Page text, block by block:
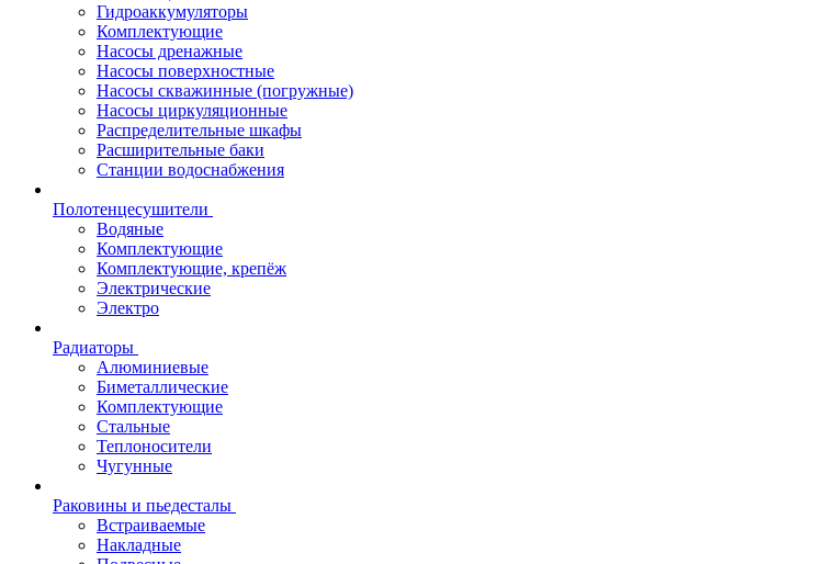
Гидроаккумуляторы
Комплектующие
Насосы дренажные
Насосы поверхностные
Насосы скважинные (погружные)
Насосы циркуляционные
Распределительные шкафы
Расширительные баки
Станции водоснабжения
Полотенцесушители
Водяные
Комплектующие
Комплектующие, крепёж
Электрические
Электро
Радиаторы
Алюминиевые
Биметаллические
Комплектующие
Стальные
Теплоносители
Чугунные
Раковины и пьедесталы
Встраиваемые
Накладные